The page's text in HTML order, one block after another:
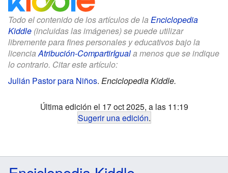
Todo el contenido de los artículos de la Enciclopedia
Kiddle (incluidas las imágenes) se puede utilizar
libremente para fines personales y educativos bajo la
licenciaAtribución-CompartirIguala menos que se indique
lo contrario. Citar este artículo:
Julián Pastor para Niños. Enciclopedia Kiddle.
Última edición el 17 oct 2025, a las 11:19
Sugerir una edición.